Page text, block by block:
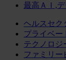
最高ＡＩ,
ヘルスセク
プライベー
テクノロジ
ファミリー